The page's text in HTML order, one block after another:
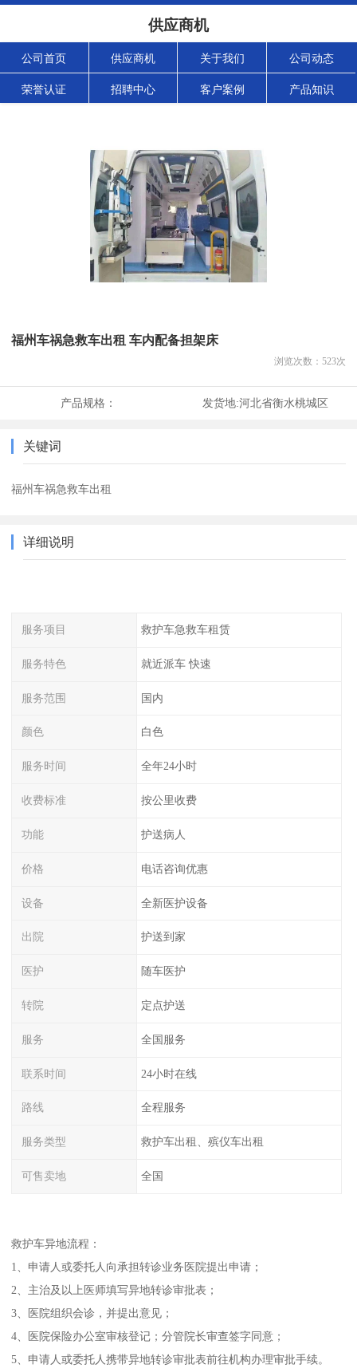
供应商机
公司首页 供应商机 关于我们 公司动态
荣誉认证 招聘中心 客户案例 产品知识
福州车祸急救车出租 车内配备担架床
浏览次数： 523次
产品规格： 发货地:河北省衡水桃城区
关键词
福州车祸急救车出租
详细说明
服务项目 救护车急救车租赁
服务特色 就近派车 快速
服务范围 国内
颜色 白色
服务时间 全年24小时
收费标准 按公里收费
功能 护送病人
价格 电话咨询优惠
设备 全新医护设备
出院 护送到家
医护 随车医护
转院 定点护送
服务 全国服务
联系时间 24小时在线
路线 全程服务
服务类型 救护车出租、殡仪车出租
可售卖地 全国
救护车异地流程：
1、申请人或委托人向承担转诊业务医院提出申请；
2、主治及以上医师填写异地转诊审批表；
3、医院组织会诊，并提出意见；
4、医院保险办公室审核登记；分管院长审查签字同意；
5、申请人或委托人携带异地转诊审批表前往机构办理审批手续。